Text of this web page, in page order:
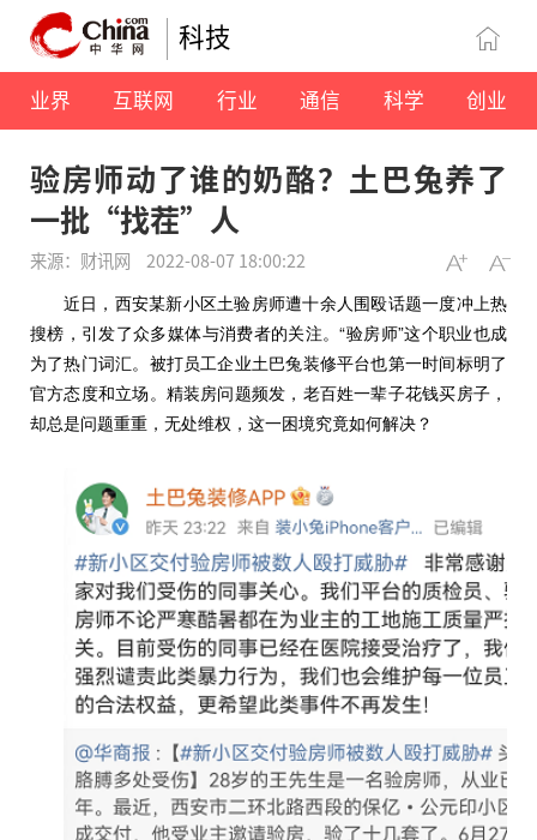
科技
业界 互联网 行业 通信 科学 创业
验房师动了谁的奶酪？土巴兔养了
一批“找茬”人
来源：财讯网 2022-08-07 18:00:22
近日，西安某新小区土验房师遭十余人围殴话题一度冲上热
搜榜，引发了众多媒体与消费者的关注。“验房师”这个职业也成
为了热门词汇。被打员工企业土巴兔装修平台也第一时间标明了
官方态度和立场。精装房问题频发，老百姓一辈子花钱买房子，
却总是问题重重，无处维权，这一困境究竟如何解决？